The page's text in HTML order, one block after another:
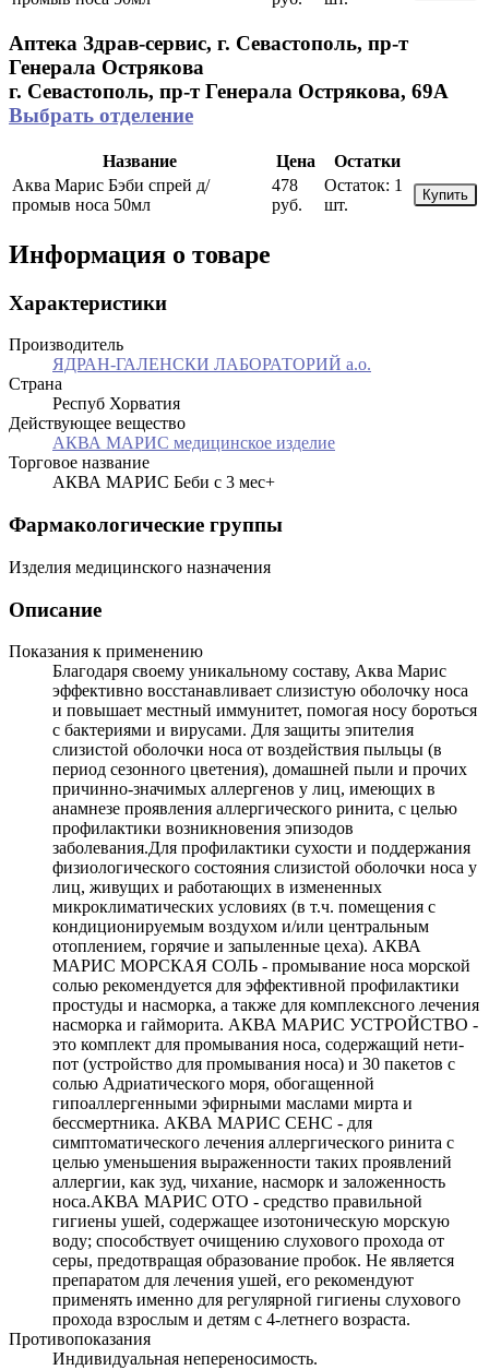
Аптека Здрав-сервис, г. Севастополь, пр-т
Генерала Острякова
г. Севастополь, пр-т Генерала Острякова, 69А
Выбрать отделение
Название Цена
Остатки
Аква Марис Бэби спрей д/
промыв носа 50мл
478
руб.
Остаток: 1
шт.
Купить
Информация о товаре
Характеристики
Производитель
ЯДРАН-ГАЛЕНСКИ ЛАБОРАТОРИЙ а.о.
Страна
Респуб Хорватия
Действующее вещество
АКВА МАРИС медицинское изделие
Торговое название
АКВА МАРИС Беби с 3 мес+
Фармакологические группы
Изделия медицинского назначения
Описание
Показания к применению
Благодаря своему уникальному составу, Аква Марис
эффективно восстанавливает слизистую оболочку носа
и повышает местный иммунитет, помогая носу бороться
с бактериями и вирусами. Для защиты эпителия
слизистой оболочки носа от воздействия пыльцы (в
период сезонного цветения), домашней пыли и прочих
причинно-значимых аллергенов у лиц, имеющих в
анамнезе проявления аллергического ринита, с целью
профилактики возникновения эпизодов
заболевания.Для профилактики сухости и поддержания
физиологического состояния слизистой оболочки носа у
лиц, живущих и работающих в измененных
микроклиматических условиях (в т.ч. помещения с
кондиционируемым воздухом и/или центральным
отоплением, горячие и запыленные цеха). АКВА
МАРИС МОРСКАЯ СОЛЬ - промывание носа морской
солью рекомендуется для эффективной профилактики
простуды и насморка, а также для комплексного лечения
насморка и гайморита. АКВА МАРИС УСТРОЙСТВО -
это комплект для промывания носа, содержащий нети-
пот (устройство для промывания носа) и 30 пакетов с
солью Адриатического моря, обогащенной
гипоаллергенными эфирными маслами мирта и
бессмертника. АКВА МАРИС СЕНС - для
симптоматического лечения аллергического ринита с
целью уменьшения выраженности таких проявлений
аллергии, как зуд, чихание, насморк и заложенность
носа.АКВА МАРИС ОТО - средство правильной
гигиены ушей, содержащее изотоническую морскую
воду; способствует очищению слухового прохода от
серы, предотвращая образование пробок. Не является
препаратом для лечения ушей, его рекомендуют
применять именно для регулярной гигиены слухового
прохода взрослым и детям с 4-летнего возраста.
Противопоказания
Индивидуальная непереносимость.